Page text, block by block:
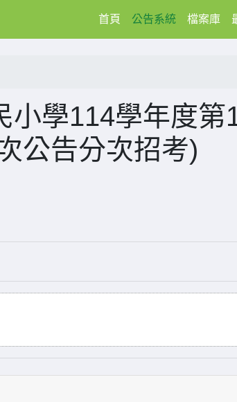
首頁(current)
公告系統 檔案庫
小學114學年度第
公告分次招考)